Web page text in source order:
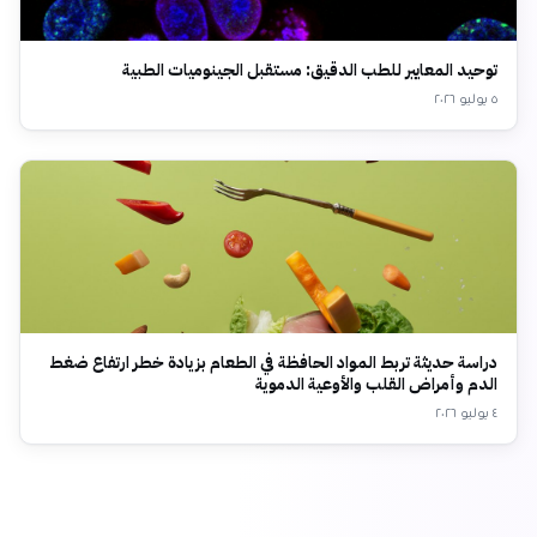
توحيد المعايير للطب الدقيق: مستقبل الجينوميات الطبية
٥ يوليو ٢٠٢٦
دراسة حديثة تربط المواد الحافظة في الطعام بزيادة خطر ارتفاع ضغط
الدم وأمراض القلب والأوعية الدموية
٤ يوليو ٢٠٢٦